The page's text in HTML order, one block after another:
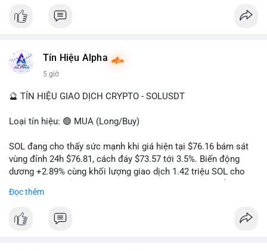
rõ ràng về đích đến của số BTC này.
#dongtienlon
📰 Nguồn: CoinDesk
Tín Hiệu Alpha
5 giờ
🔮 TÍN HIỆU GIAO DỊCH CRYPTO - SOLUSDT
Loại tín hiệu: 🟢 MUA (Long/Buy)
SOL đang cho thấy sức mạnh khi giá hiện tại $76.16 bám sát
vùng đỉnh 24h $76.81, cách đáy $73.57 tới 3.5%. Biến động
dương +2.89% cùng khối lượng giao dịch 1.42 triệu SOL cho
hoàn toàn nhịp điều chỉnh.
Khuyến nghị giao dịch cụ thể:
Đọc thêm